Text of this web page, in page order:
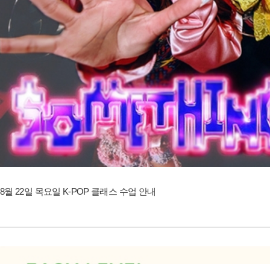
8월 22일 목요일 K-POP 클래스 수업 안내